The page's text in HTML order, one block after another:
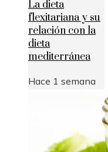
La dieta
flexitariana y su
relación con la
dieta
mediterránea
Hace 1 semana